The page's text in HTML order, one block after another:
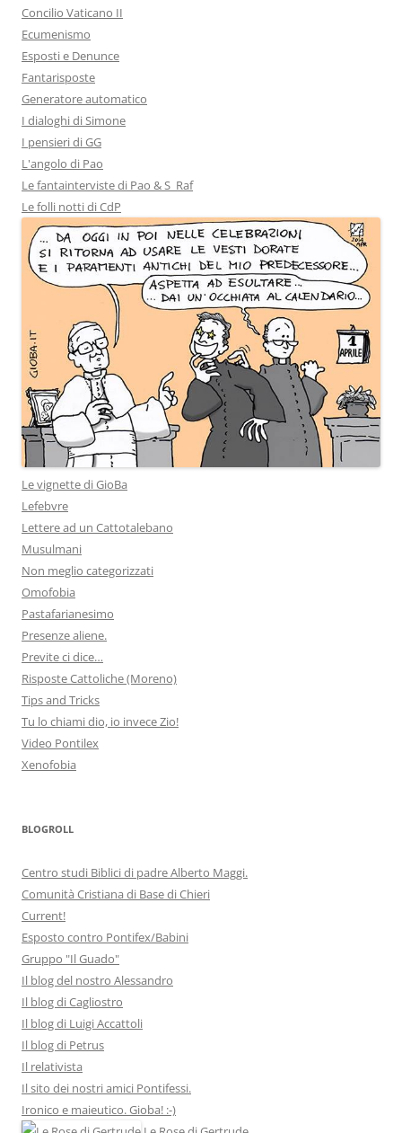
Concilio Vaticano II
Ecumenismo
Esposti e Denunce
Fantarisposte
Generatore automatico
I dialoghi di Simone
I pensieri di GG
L'angolo di Pao
Le fantainterviste di Pao & S_Raf
Le folli notti di CdP
Le vignette di GioBa
Lefebvre
Lettere ad un Cattotalebano
Musulmani
Non meglio categorizzati
Omofobia
Pastafarianesimo
Presenze aliene.
Previte ci dice…
Risposte Cattoliche (Moreno)
Tips and Tricks
Tu lo chiami dio, io invece Zio!
Video Pontilex
Xenofobia
BLOGROLL
Centro studi Biblici di padre Alberto Maggi.
Comunità Cristiana di Base di Chieri
Current!
Esposto contro Pontifex/Babini
Gruppo "Il Guado"
Il blog del nostro Alessandro
Il blog di Cagliostro
Il blog di Luigi Accattoli
Il blog di Petrus
Il relativista
Il sito dei nostri amici Pontifessi.
Ironico e maieutico. Gioba! :-)